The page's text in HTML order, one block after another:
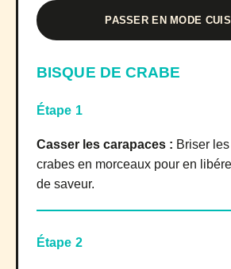
PASSER EN MODE
BISQUE DE CRABE
Étape 1
Casser les carapaces : Briser
crabes en morceaux pour en
de saveur.
Étape 2